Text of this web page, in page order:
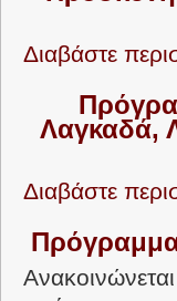
Διαβάστε
Λαγκαδά,
Διαβάστε